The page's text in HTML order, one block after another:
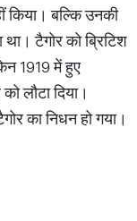
किया। बल्कि उनकी
टैगोर को ब्रिटिश
1919 में हुए
लौटा दिया।
का निधन हो गया।